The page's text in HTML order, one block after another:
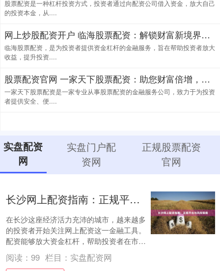
股票配资是一种杠杆投资方式，投资者通过向配资公司借入资金，放大自己
的投资本金，从....
网上炒股配资开户 临海股票配资：解锁财富新境界，助您投资无忧
临海股票配资，是为投资者提供资金杠杆的金融服务，旨在帮助投资者放大
收益，提升投资....
股票配资官网 一家天下股票配资：助您财富倍增，投资无忧
一家天下股票配资是一家专业从事股票配资的金融服务公司，致力于为投资
者提供安全、便....
实盘配资
网
实盘门户配
资网
正规股票配资
官网
长沙网上配资指南：正规平台与风控策略
在长沙这座经济活力充沛的城市，越来越多
的投资者开始关注网上配资这一金融工具。
配资能够放大资金杠杆，帮助投资者在市场
中获得更高收益，但同时也伴随着一定风
险。本文将....
阅读： 99 栏目： 实盘配资网